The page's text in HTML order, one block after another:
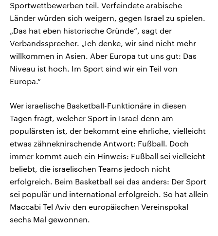
Sportwettbewerben teil. Verfeindete arabische
Länder würden sich weigern, gegen Israel zu spielen.
„Das hat eben historische Gründe“, sagt der
Verbandssprecher. „Ich denke, wir sind nicht mehr
willkommen in Asien. Aber Europa tut uns gut: Das
Niveau ist hoch. Im Sport sind wir ein Teil von
Europa.“
Wer israelische Basketball-Funktionäre in diesen
Tagen fragt, welcher Sport in Israel denn am
populärsten ist, der bekommt eine ehrliche, vielleicht
etwas zähneknirschende Antwort: Fußball. Doch
immer kommt auch ein Hinweis: Fußball sei vielleicht
beliebt, die israelischen Teams jedoch nicht
erfolgreich. Beim Basketball sei das anders: Der Sport
sei populär und international erfolgreich. So hat allein
Maccabi Tel Aviv den europäischen Vereinspokal
sechs Mal gewonnen.